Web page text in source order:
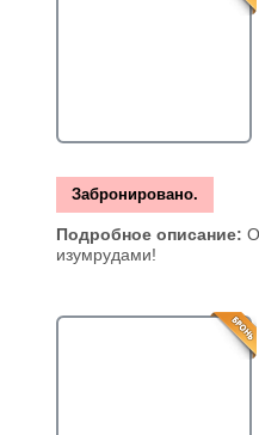
Забронировано.
Подробное описание:
изумрудами!